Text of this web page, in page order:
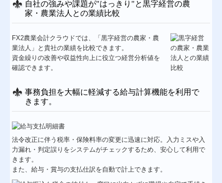
自社の強みや課題が"はっきり"と黒字経営の農
家・農業法人との業績比較
FX2農業会計クラウドでは、「黒字経営の農家・農
業法人」と貴社の業績を比較できます。
資金繰りの改善や収益性向上に役立つ経営分析値を
確認できます。
事務負担を大幅に軽減する給与計算機能を利用で
きます。
法令改正に伴う税率・保険料率の変更に迅速に対応。入力ミスや入
力漏れ・判定誤りをシステムがチェックするため、安心して利用で
きます。
また、給与・賞与の支払仕訳を自動で計上できます。